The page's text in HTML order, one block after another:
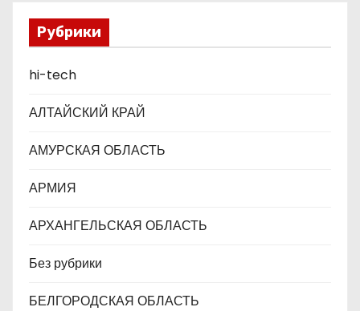
а
п
и
с
я
м
Рубрики
hi-tech
АЛТАЙСКИЙ КРАЙ
АМУРСКАЯ ОБЛАСТЬ
АРМИЯ
АРХАНГЕЛЬСКАЯ ОБЛАСТЬ
Без рубрики
БЕЛГОРОДСКАЯ ОБЛАСТЬ